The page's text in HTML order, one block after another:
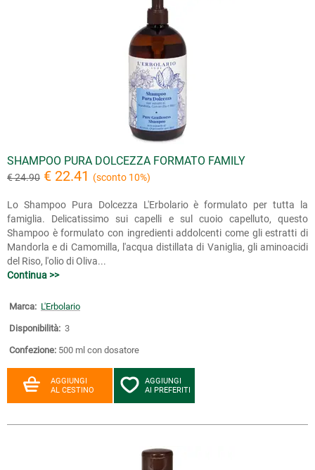
SHAMPOO PURA DOLCEZZA FORMATO FAMILY
€ 24.90 € 22.41 (sconto 10%)
Lo Shampoo Pura Dolcezza L'Erbolario è formulato per tutta la
famiglia. Delicatissimo sui capelli e sul cuoio capelluto, questo
Shampoo è formulato con ingredienti addolcenti come gli estratti di
Mandorla e di Camomilla, l'acqua distillata di Vaniglia, gli aminoacidi
del Riso, l'olio di Oliva...
Continua >>
Marca: L'Erbolario
Disponibilità: 3
Confezione: 500 ml con dosatore
AGGIUNGI
AL CESTINO
AGGIUNGI
AI PREFERITI